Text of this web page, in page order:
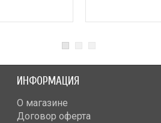
ИНФОРМАЦИЯ
О магазине
Договор оферта